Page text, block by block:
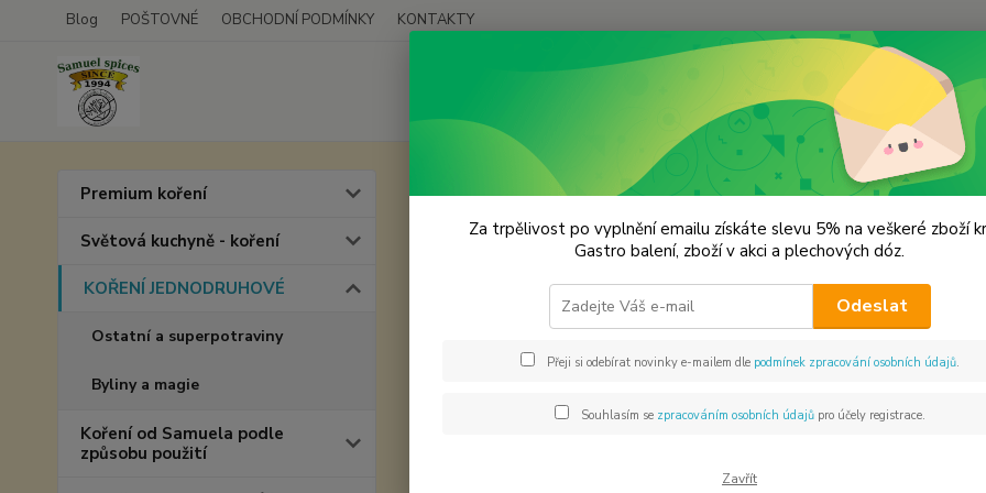
Blog POŠTOVNÉ OBCHODNÍ PODMÍNKY KONTAKTY
Premium koření
Světová kuchyně - koření
KOŘENÍ JEDNODRUHOVÉ
Ostatní a superpotraviny
Byliny a magie
Koření od Samuela podle
způsobu použití
KOŘENÍ JEDNODRUHOVÉ Česnek mletý
Česnek mletý
na
Za trpělivost po vyplnění emailu získáte slevu 5% na veškeré zboží
Gastro balení, zboží v akci a plechových dóz.
Odeslat
Přeji si odebírat novinky e-mailem dle podmínek zpracování osobních údajů.
Souhlasím se zpracováním osobních údajůpro účely registrace.
Zavřít